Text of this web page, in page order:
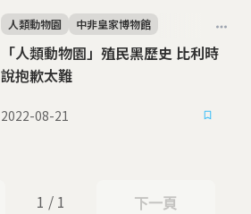
「人類動物園」殖民黑歷史 比利時
說抱歉太難
人類動物園 中非皇家博物館
2022-08-21
1 / 1 下一頁
下一頁